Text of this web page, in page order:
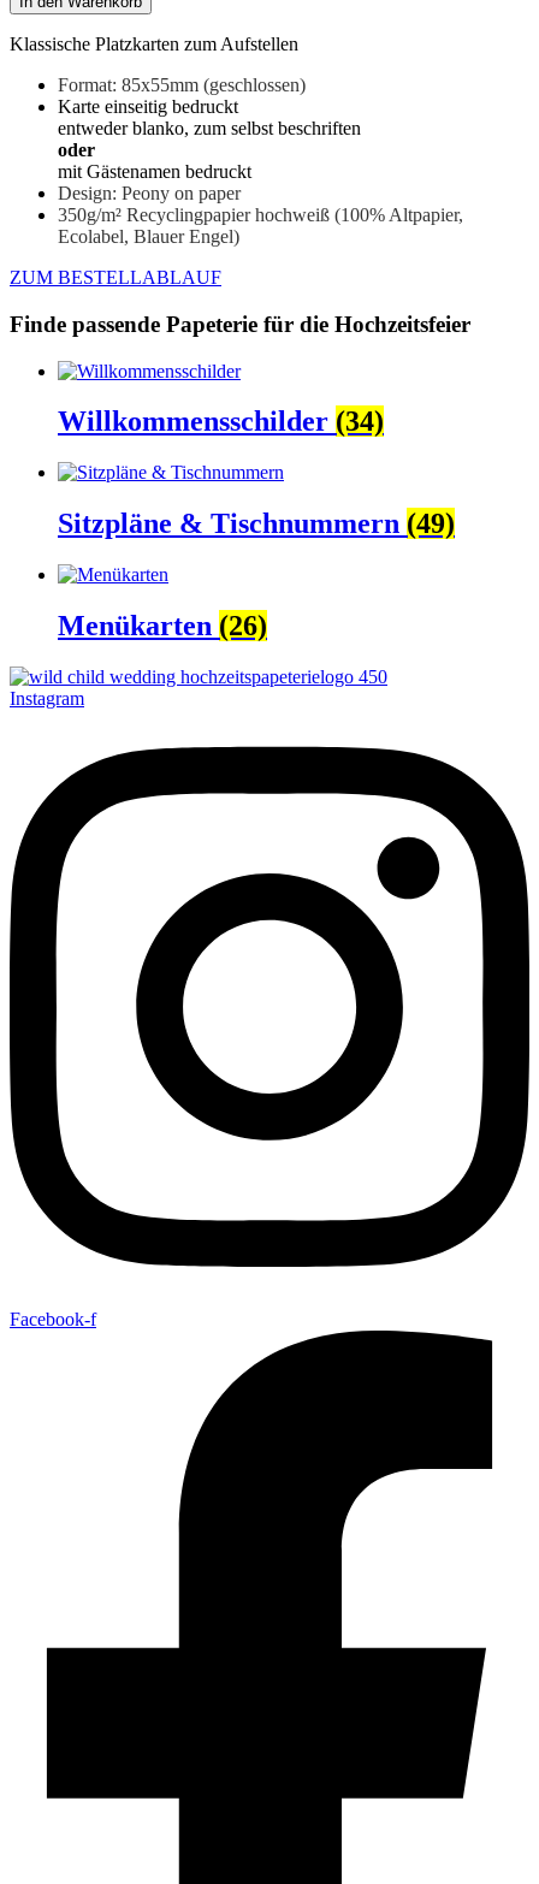
Klassische Platzkarten zum Aufstellen
Format: 85x55mm (geschlossen)
Karte einseitig bedruckt
entweder blanko, zum selbst beschriften
oder
mit Gästenamen bedruckt
Design: Peony on paper
350g/m² Recyclingpapier hochweiß (100% Altpapier,
Ecolabel, Blauer Engel)
ZUM BESTELLABLAUF
Finde passende Papeterie für die Hochzeitsfeier
Willkommensschilder (34)
Sitzpläne & Tischnummern (49)
Menükarten (26)
Instagram
Facebook-f